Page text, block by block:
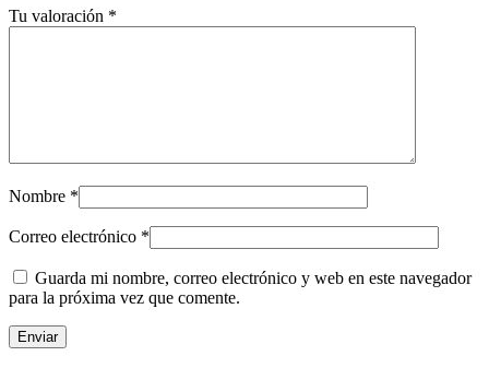
Tu valoración *
Nombre *
Correo electrónico *
Guarda mi nombre, correo electrónico y web en este navegador
para la próxima vez que comente.